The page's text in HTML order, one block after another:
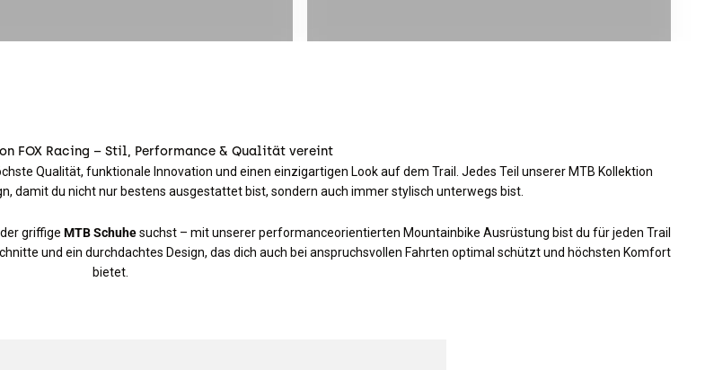
FOX Racing – Stil, Performance & Qualität vereint
Qualität, funktionale Innovation und einen einzigartigen Look auf dem Trail. Jedes Teil unserer MTB Kollektion
damit du nicht nur bestens ausgestattet bist, sondern auch immer stylisch unterwegs bist.
griffige MTB Schuhesuchst – mit unserer performanceorientierten Mountainbike Ausrüstung bist du für jeden Trail
und ein durchdachtes Design, das dich auch bei anspruchsvollen Fahrten optimal schützt und höchsten Komfort
bietet.